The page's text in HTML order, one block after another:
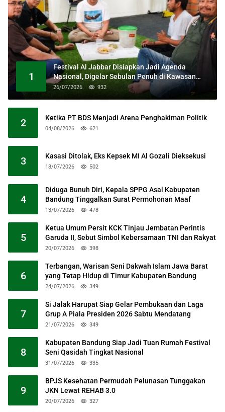
1
Festival Al Jabbar Disiapkan Jadi Agenda
Nasional, Digelar Sebulan Penuh di Kawasan
Masjid Raya Al Jabbar
26/07/2026 932
2 Ketika PT BDS Menjadi Arena Penghakiman Politik
04/08/2026 621
3 Kasasi Ditolak, Eks Kepsek MI Al Gozali Dieksekusi
18/07/2026 502
4
Diduga Bunuh Diri, Kepala SPPG Asal Kabupaten
Bandung Tinggalkan Surat Permohonan Maaf
13/07/2026 478
5
Ketua Umum Persit KCK Tinjau Jembatan Perintis
Garuda II, Sebut Simbol Kebersamaan TNI dan Rakyat
20/07/2026 398
6
Terbangan, Warisan Seni Dakwah Islam Jawa Barat
yang Tetap Hidup di Timur Kabupaten Bandung
24/07/2026 349
7
Si Jalak Harupat Siap Gelar Pembukaan dan Laga
Grup A Piala Presiden 2026 Sabtu Mendatang
21/07/2026 349
8
Kabupaten Bandung Siap Jadi Tuan Rumah Festival
Seni Qasidah Tingkat Nasional
31/07/2026 335
9
BPJS Kesehatan Permudah Pelunasan Tunggakan
JKN Lewat REHAB 3.0
20/07/2026 327